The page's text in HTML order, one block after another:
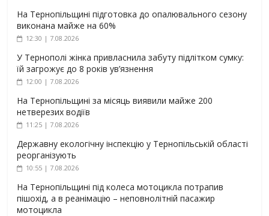
На Тернопільщині підготовка до опалювального сезону
виконана майже на 60%
12:30 | 7.08.2026
У Тернополі жінка привласнила забуту підлітком сумку:
їй загрожує до 8 років ув’язнення
12:00 | 7.08.2026
На Тернопільщині за місяць виявили майже 200
нетверезих водіїв
11:25 | 7.08.2026
Державну екологічну інспекцію у Тернопільській області
реорганізують
10:55 | 7.08.2026
На Тернопільщині під колеса мотоцикла потрапив
пішохід, а в реанімацію – неповнолітній пасажир
мотоцикла